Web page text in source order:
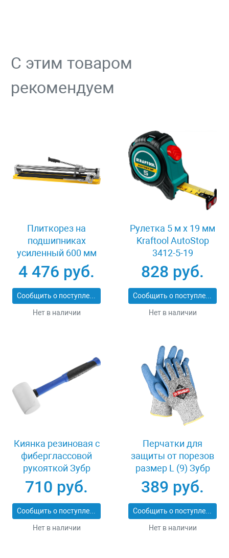
С этим товаром
рекомендуем
Плиткорез на
подшипниках
усиленный 600 мм
Stayer PROFI 3318-60
4 476 руб.
Сообщить о поступлении
Нет в наличии
Рулетка 5 м x 19 мм
Kraftool AutoStop
3412-5-19
828 руб.
Сообщить о поступлении
Нет в наличии
Киянка резиновая с
фиберглассовой
рукояткой Зубр
ПРОФИ 20531-
450_z02
710 руб.
Сообщить о поступлении
Нет в наличии
Перчатки для
защиты от порезов
размер L (9) Зубр
11277-L
389 руб.
Сообщить о поступлении
Нет в наличии